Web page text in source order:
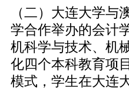
（二）大连大学与
学合作举办的会计
机科学与技术、机
化四个本科教育项
模式，学生在大连